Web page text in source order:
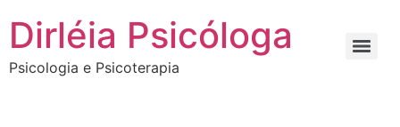
Dirléia Psicóloga
Psicologia e Psicoterapia